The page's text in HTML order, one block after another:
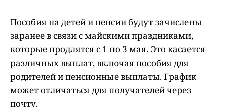
Пособия на детей и пенсии будут зачислены
заранее в связи с майскими праздниками,
которые продлятся с 1 по 3 мая. Это касается
различных выплат, включая пособия для
родителей и пенсионные выплаты. График
может отличаться для получателей через
почту.